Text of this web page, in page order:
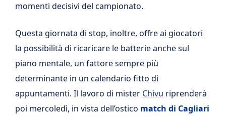
momenti decisivi del campionato.
Questa giornata di stop, inoltre, offre ai giocatori
la possibilità di ricaricare le batterie anche sul
piano mentale, un fattore sempre più
determinante in un calendario fitto di
appuntamenti. Il lavoro di mister Chivu riprenderà
poi mercoledì, in vista dell’ostico match di Cagliari